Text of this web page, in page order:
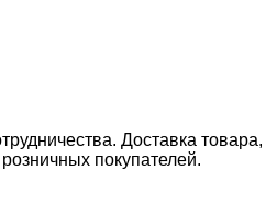
Доставка
покупателей.